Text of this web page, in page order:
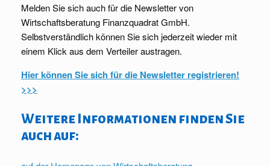
Melden Sie sich auch für die Newsletter von
Wirtschaftsberatung Finanzquadrat GmbH.
Selbstverständlich können Sie sich jederzeit wieder mit
einem Klick aus dem Verteiler austragen.
Hier können Sie sich für die Newsletter registrieren!
>>>
Weitere Informationen finden Sie
auch auf: